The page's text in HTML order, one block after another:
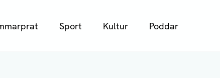
Sport Kultur Poddar